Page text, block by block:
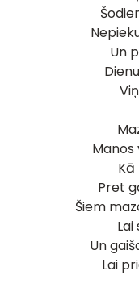
Un
Manos
Kā
Pret
Šiem
Un
Lai